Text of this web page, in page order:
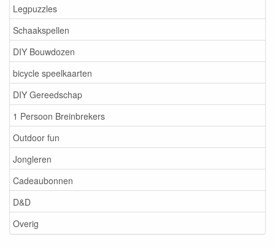
Legpuzzles
Schaakspellen
DIY Bouwdozen
bicycle speelkaarten
DIY Gereedschap
1 Persoon Breinbrekers
Outdoor fun
Jongleren
Cadeaubonnen
D&D
Overig